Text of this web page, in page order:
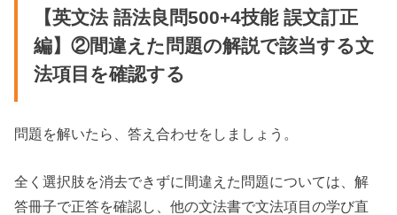
【英文法 語法良問500+4技能 誤文訂正
編】②間違えた問題の解説で該当する文
法項目を確認する
問題を解いたら、答え合わせをしましょう。
全く選択肢を消去できずに間違えた問題については、解
答冊子で正答を確認し、他の文法書で文法項目の学び直